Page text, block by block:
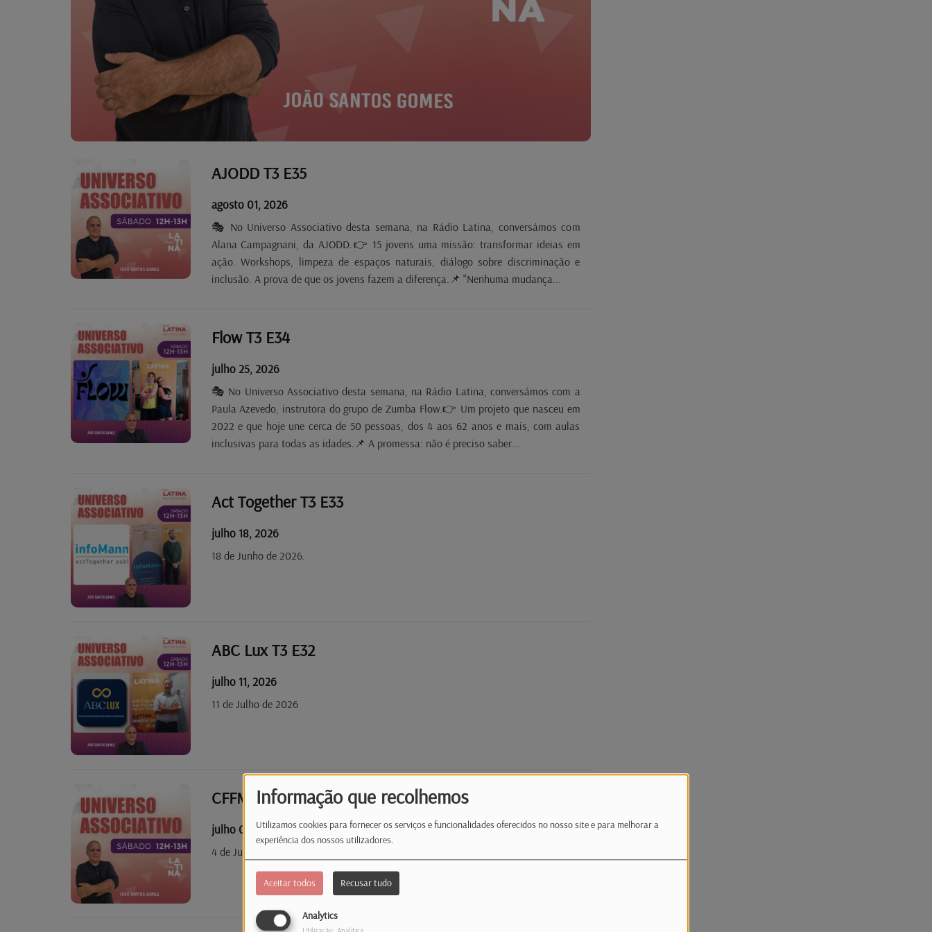
Informação que recolhemos
Utilizamos cookies para fornecer os serviços e funcionalidades oferecidos no nosso site e para melhorar a
experiência dos nossos utilizadores.
Aceitar todos Recusar tudo
Analytics
AJODD T3 E35
agosto 01, 2026
🎭 No Universo Associativo desta semana, na Rádio Latina, conversámos com
Alana Campagnani, da AJODD.👉 15 jovens uma missão: transformar ideias em
ação. Workshops, limpeza de espaços naturais, diálogo sobre discriminação e
inclusão. A prova de que os jovens fazem a diferença.📌 "Nenhuma mudança...
Flow T3 E34
julho 25, 2026
🎭 No Universo Associativo desta semana, na Rádio Latina, conversámos com a
Paula Azevedo, instrutora do grupo de Zumba Flow.👉 Um projeto que nasceu em
2022 e que hoje une cerca de 50 pessoas, dos 4 aos 62 anos e mais, com aulas
inclusivas para todas as idades.📌 A promessa: não é preciso saber...
Act Together T3 E33
julho 18, 2026
18 de Junho de 2026.
ABC Lux T3 E32
julho 11, 2026
11 de Julho de 2026
CFFM T3 E31
julho 04, 2026
4 de Julho de 2026